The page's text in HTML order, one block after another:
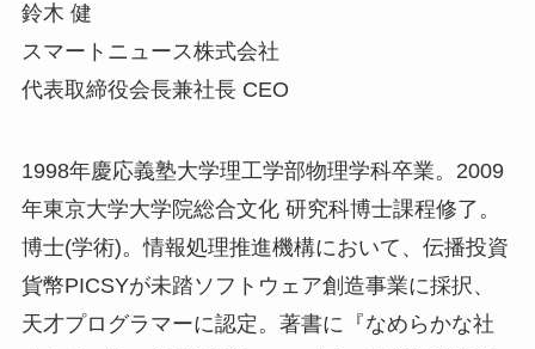
鈴木 健
スマートニュース株式会社
代表取締役会長兼社長 CEO
1998年慶応義塾大学理工学部物理学科卒業。2009
年東京大学大学院総合文化 研究科博士課程修了。
博士(学術)。情報処理推進機構において、伝播投資
貨幣PICSYが未踏ソフトウェア創造事業に採択、
天才プログラマーに認定。著書に『なめらかな社